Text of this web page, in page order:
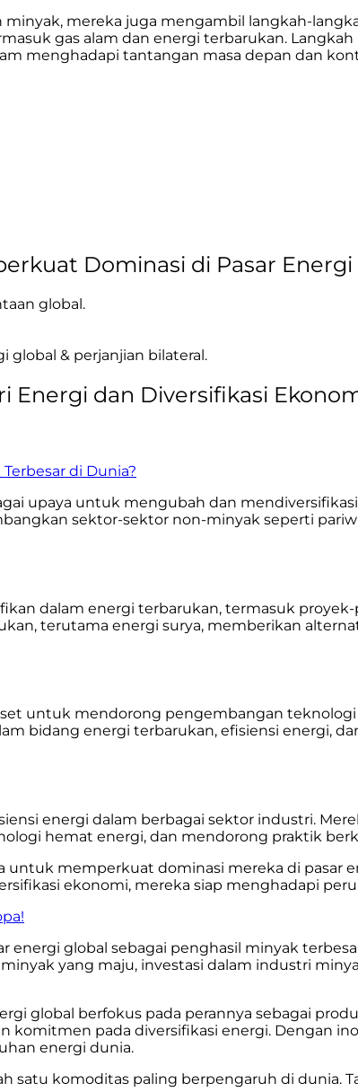
minyak, mereka juga mengambil langkah-
gas alam dan energi terbarukan. Langkah
menghadapi tantangan masa depan dan
Dominasi di Pasar Energi
global.
global & perjanjian bilateral.
Energi dan Diversifikasi
di Dunia?
upaya untuk mengubah dan
sektor-sektor non-minyak seperti
dalam energi terbarukan, termasuk
terutama energi surya, memberikan
untuk mendorong pengembangan
bidang energi terbarukan, efisiensi energi,
energi dalam berbagai sektor industri.
hemat energi, dan mendorong praktik
untuk memperkuat dominasi mereka di
ekonomi, mereka siap menghadapi
energi global sebagai penghasil minyak
yang maju, investasi dalam industri
global berfokus pada perannya sebagai
komitmen pada diversifikasi energi. Dengan
energi dunia.
satu komoditas paling berpengaruh di dunia.